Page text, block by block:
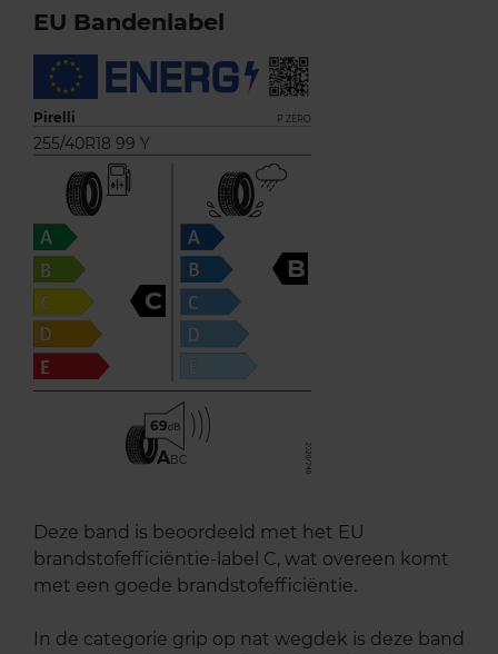
EU Bandenlabel
Pirelli P ZERO
255/40R18 99 Y
C
B
69
ABC
Deze band is beoordeeld met het EU
brandstofefficiëntie-label C, wat overeen komt
met een goede brandstofefficiëntie.
In de categorie grip op nat wegdek is deze band